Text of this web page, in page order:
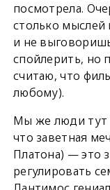
посмотрела.
столько мыслей
и не
спойлерить, но
считаю, что
любому).
Мы же люди тут
что заветная
Платона) — это
регулировать